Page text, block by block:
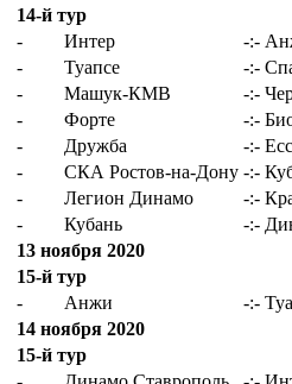
14-й тур
-
Интер -:-
-
Туапсе -:-
-
Машук-КМВ -:-
-
Форте -:-
-
Дружба -:-
-
СКА Ростов-на-Дону -:-
-
Легион Динамо -:-
-
Кубань -:-
13 ноября 2020
15-й тур
-
Анжи -:-
14 ноября 2020
15-й тур